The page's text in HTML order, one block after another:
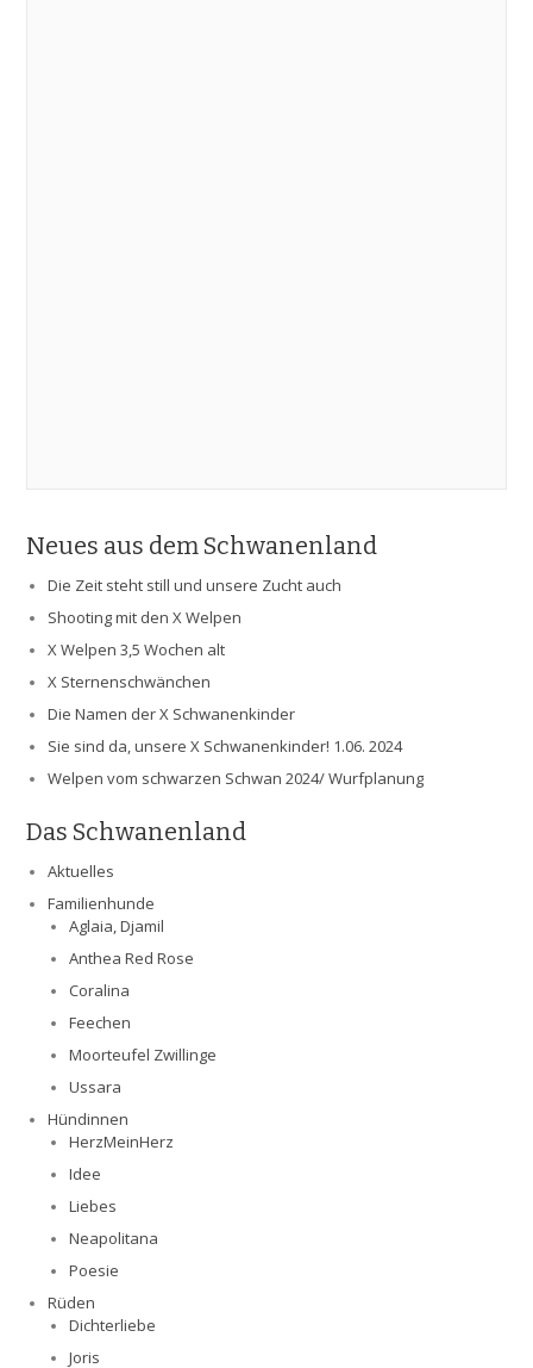
Neues aus dem Schwanenland
Die Zeit steht still und unsere Zucht auch
Shooting mit den X Welpen
X Welpen 3,5 Wochen alt
X Sternenschwänchen
Die Namen der X Schwanenkinder
Sie sind da, unsere X Schwanenkinder! 1.06. 2024
Welpen vom schwarzen Schwan 2024/ Wurfplanung
Das Schwanenland
Aktuelles
Familienhunde
Aglaia, Djamil
Anthea Red Rose
Coralina
Feechen
Moorteufel Zwillinge
Ussara
Hündinnen
HerzMeinHerz
Idee
Liebes
Neapolitana
Poesie
Rüden
Dichterliebe
Joris